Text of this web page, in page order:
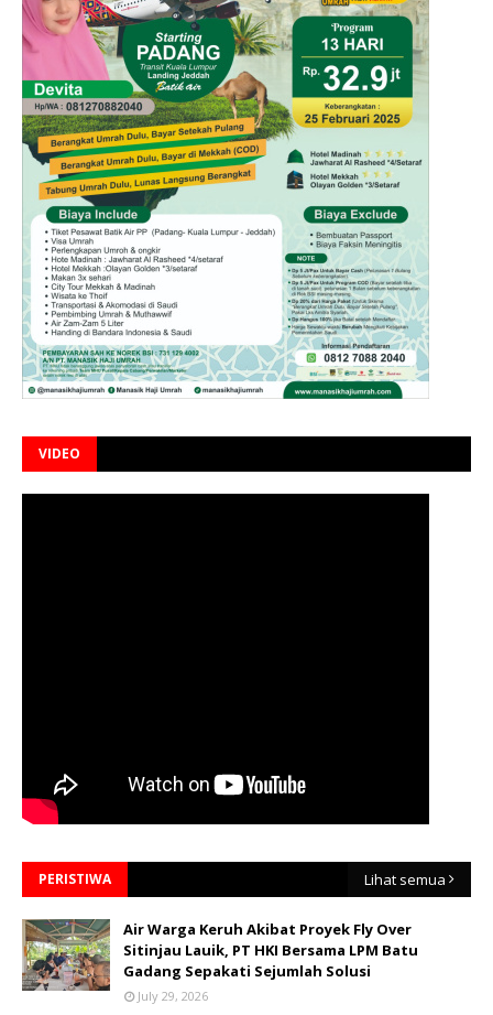
VIDEO
PERISTIWA Lihat semua
Air Warga Keruh Akibat Proyek Fly Over
Sitinjau Lauik, PT HKI Bersama LPM Batu
Gadang Sepakati Sejumlah Solusi
July 29, 2026